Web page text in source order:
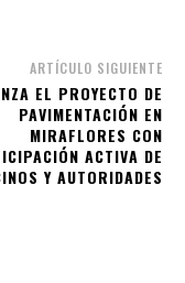
ARTÍCULO SIGUIENTE
EL PROYECTO DE
PAVIMENTACIÓN EN
MIRAFLORES CON
ACTIVA DE
Y AUTORIDADES